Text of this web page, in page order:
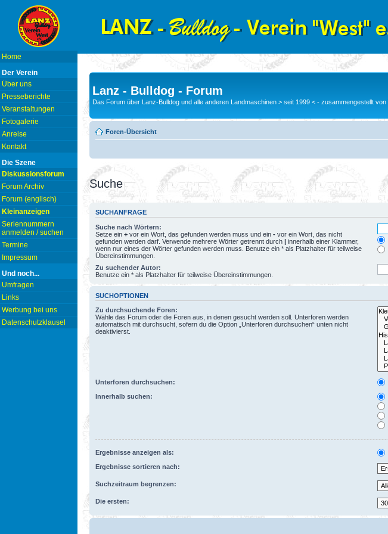
Home
Der Verein
Über uns
Presseberichte
Veranstaltungen
Fotogalerie
Anreise
Kontakt
Die Szene
Diskussionsforum
Forum Archiv
Forum (englisch)
Kleinanzeigen
Seriennummern
anmelden / suchen
Termine
Impressum
Und noch...
Umfragen
Links
Werbung bei uns
Datenschutzklausel
Lanz - Bulldog - Forum
Das Forum über Lanz-Bulldog und alle anderen Landmaschinen > seit 1999 < - zusammengestellt
Foren-Übersicht
Suche
SUCHANFRAGE
Suche nach Wörtern:
Setze ein + vor ein Wort, das gefunden werden muss und ein - vor ein Wort, das nicht
gefunden werden darf. Verwende mehrere Wörter getrennt durch | innerhalb einer Klammer,
wenn nur eines der Wörter gefunden werden muss. Benutze ein * als Platzhalter für teilweise
Übereinstimmungen.
Zu suchender Autor:
Benutze ein * als Platzhalter für teilweise Übereinstimmungen.
SUCHOPTIONEN
Zu durchsuchende Foren:
Wähle das Forum oder die Foren aus, in denen gesucht werden soll. Unterforen werden
automatisch mit durchsucht, sofern du die Option „Unterforen durchsuchen“ unten nicht
deaktivierst.
Unterforen durchsuchen:
Innerhalb suchen:
Ergebnisse anzeigen als:
Ergebnisse sortieren nach:
Suchzeitraum begrenzen:
Die ersten: